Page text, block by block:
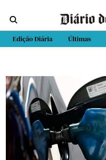
Edição Diária Últimas